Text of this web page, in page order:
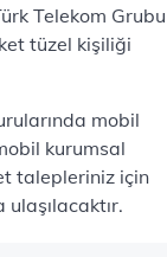
Telekom Grubu
tüzel kişiliği
mobil
kurumsal
talepleriniz için